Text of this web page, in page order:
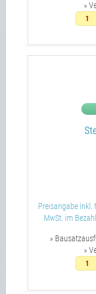
»
Preisangabe inkl.
MwSt. im
»
»